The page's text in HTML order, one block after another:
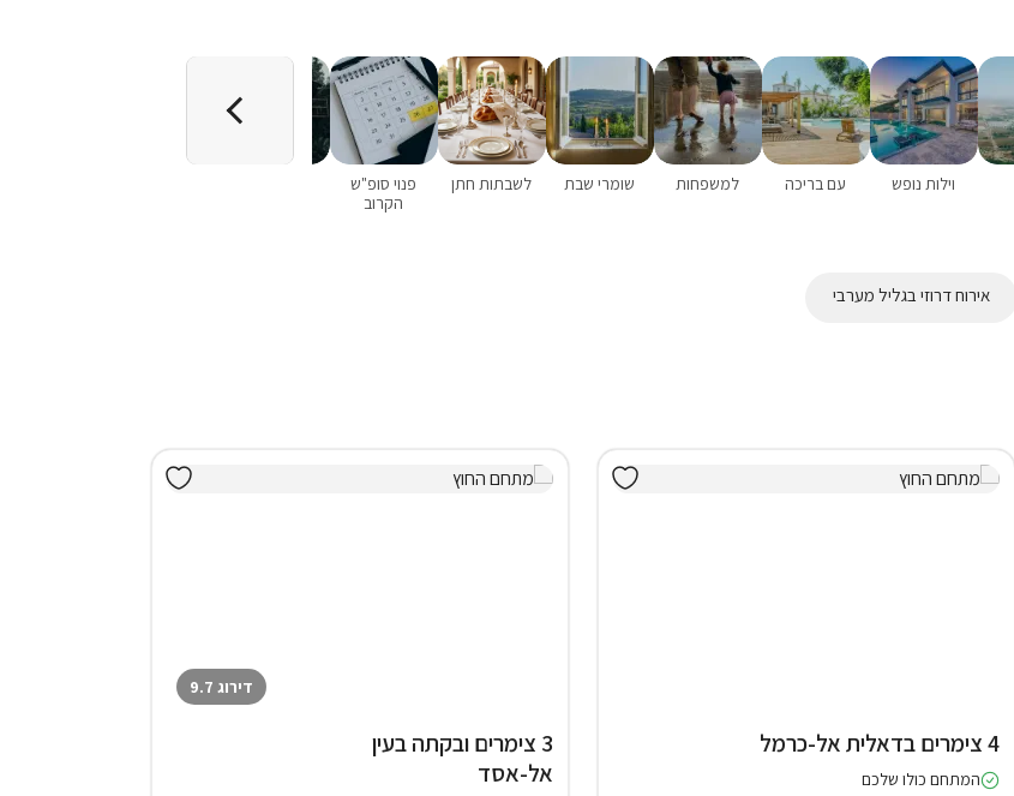
וילות נופש עם בריכה למשפחות שומרי שבת לשבתות חתן
פנוי סופ"ש
הקרוב
אירוח דרוזי בגליל מערבי
4 צימרים בדאלית אל-כרמל
המתחם כולו שלכם
דירוג 9.7
3 צימרים ובקתה בעין
אל-אסד